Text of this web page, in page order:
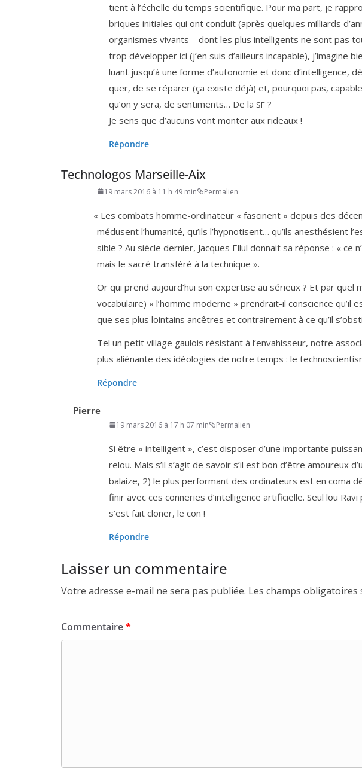
tient à l’échelle du temps scien­ti­fique. Pour ma part, je
briques ini­tiales qui ont conduit (après quelques mil­liards
orga­nismes vivants – dont les plus intel­li­gents ne sont pas
trop déve­lop­per ici (j’en suis d’ailleurs inca­pable), j’imagine
luant jusqu’à une forme d’autonomie et donc d’intelligence,
quer, de se répa­rer (ça existe déjà) et, pour­quoi pas,
qu’on y sera, de sen­ti­ments… De la SF ?
Je sens que d’aucuns vont mon­ter aux rideaux !
Répondre
Technologos Marseille-Aix
19 mars 2016 à 11 h 49 min Permalien
« Les com­bats homme-ordi­na­teur « fas­cinent » depuis des
médusent l’hu­ma­ni­té, qu’ils l’hyp­no­tisent… qu’ils anes­thé­sient
sible ? Au siècle der­nier, Jacques Ellul don­nait sa réponse : « ce
mais le sacré trans­fé­ré à la technique ».
Or qui prend aujourd’­hui son exper­tise au sérieux ? Et par quel
voca­bu­laire) « l’homme moderne » pren­drait-il conscience
que ses plus loin­tains ancêtres et contrai­re­ment à ce qu’il
Tel un petit vil­lage gau­lois résis­tant à l’en­va­his­seur, notre
plus alié­nante des idéo­lo­gies de notre temps : le
Répondre
Pierre
19 mars 2016 à 17 h 07 min Permalien
Si être « intel­li­gent », c’est dis­po­ser d’une impor­tante
relou. Mais s’il s’a­git de savoir s’il est bon d’être amou­reux
balaize, 2) le plus per­for­mant des ordi­na­teurs est en coma
finir avec ces conne­ries d’in­tel­li­gence arti­fi­cielle. Seul lou Ravi
s’est fait clo­ner, le con !
Répondre
Laisser un commentaire
Votre adresse e-mail ne sera pas publiée. Les champs obligatoires
Commentaire*